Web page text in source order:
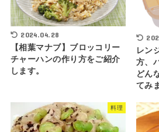
2024.04.28
【相葉マナブ】ブロッコリー
チャーハンの作り方をご紹介
します。
レン
方、
どん
てみ
料理